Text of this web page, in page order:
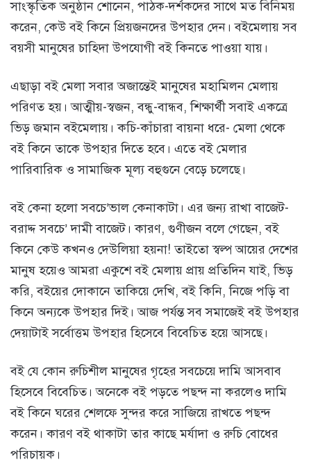
সাংস্কৃতিক অনুষ্ঠান শোনেন, পাঠক-দর্শকদের সাথে মত বিনিময়
করেন, কেউ বই কিনে প্রিয়জনদের উপহার দেন। বইমেলায় সব
বয়সী মানুষের চাহিদা উপযোগী বই কিনতে পাওয়া যায়।
এছাড়া বই মেলা সবার অজান্তেই মানুষের মহামিলন মেলায়
পরিণত হয়। আত্মীয়-স্বজন, বন্ধু-বান্ধব, শিক্ষার্থী সবাই একত্রে
ভিড় জমান বইমেলায়। কচি-কাঁচারা বায়না ধরে- মেলা থেকে
বই কিনে তাকে উপহার দিতে হবে। এতে বই মেলার
পারিবারিক ও সামাজিক মূল্য বহুগুনে বেড়ে চলেছে।
বই কেনা হলো সবচে’ভাল কেনাকাটা। এর জন্য রাখা বাজেট-
বরাদ্দ সবচে’ দামী বাজেট। কারণ, গুণীজন বলে গেছেন, বই
কিনে কেউ কখনও দেউলিয়া হয়না! তাইতো স্বল্প আয়ের দেশের
মানুষ হয়েও আমরা একুশে বই মেলায় প্রায় প্রতিদিন যাই, ভিড়
করি, বইয়ের দোকানে তাকিয়ে দেখি, বই কিনি, নিজে পড়ি বা
কিনে অন্যকে উপহার দিই। আজ পর্যন্ত সব সমাজেই বই উপহার
দেয়াটাই সর্বোত্তম উপহার হিসেবে বিবেচিত হয়ে আসছে।
বই যে কোন রুচিশীল মানুষের গৃহের সবচেয়ে দামি আসবাব
হিসেবে বিবেচিত। অনেকে বই পড়তে পছন্দ না করলেও দামি
বই কিনে ঘরের শেলফে সুন্দর করে সাজিয়ে রাখতে পছন্দ
করেন। কারণ বই থাকাটা তার কাছে মর্যাদা ও রুচি বোধের
পরিচায়ক।